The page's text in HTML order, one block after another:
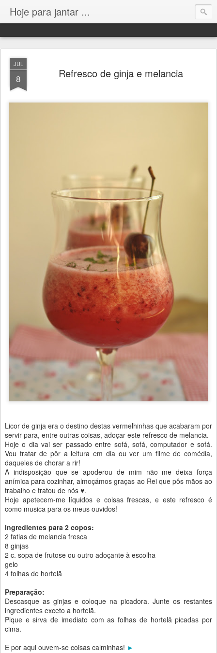
Hoje para jantar ...
JUL
8 Refresco de ginja e melancia
Licor de ginja era o destino destas vermelhinhas que acabaram por
servir para, entre outras coisas, adoçar este refresco de melancia.
Hoje o dia vai ser passado entre sofá, sofá, computador e sofá.
Vou tratar de pôr a leitura em dia ou ver um filme de comédia,
daqueles de chorar a rir!
A indisposição que se apoderou de mim não me deixa força
anímica para cozinhar, almoçámos graças ao Rei que pôs mãos ao
trabalho e tratou de nós ♥.
Hoje apetecem-me líquidos e coisas frescas, e este refresco é
como musica para os meus ouvidos!
Ingredientes para 2 copos:
2 fatias de melancia fresca
8 ginjas
2 c. sopa de frutose ou outro adoçante à escolha
gelo
4 folhas de hortelã
Preparação:
Descasque as ginjas e coloque na picadora. Junte os restantes
ingredientes exceto a hortelã.
Pique e sirva de imediato com as folhas de hortelã picadas por
cima.
E por aqui ouvem-se coisas calminhas! ►